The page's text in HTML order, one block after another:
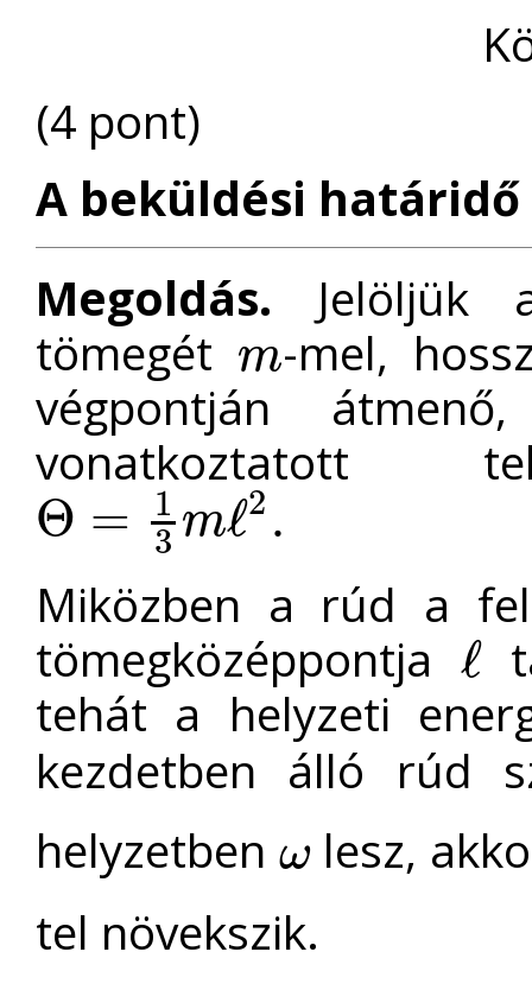
(4 pont)
A beküldési határidő
Megoldás. Jelöljük
tömegét m
m
-mel,
végpontján
vonatkoztatott
Θ =
1
3 mℓ2 .
Θ=1 mℓ2
Miközben a rúd a
tömegközéppontja ℓ
ℓ
tehát a helyzeti
kezdetben álló rúd
helyzetben ω
ω lesz,
tel növekszik.